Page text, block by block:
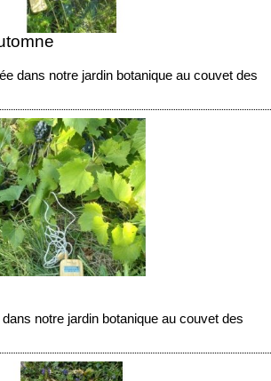
dans notre jardin botanique au couvet des
notre jardin botanique au couvet des